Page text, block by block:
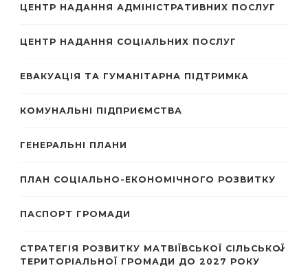
ЦЕНТР НАДАННЯ АДМІНІСТРАТИВНИХ ПОСЛУГ
ЦЕНТР НАДАННЯ СОЦІАЛЬНИХ ПОСЛУГ
ЕВАКУАЦІЯ ТА ГУМАНІТАРНА ПІДТРИМКА
КОМУНАЛЬНІ ПІДПРИЄМСТВА
ГЕНЕРАЛЬНІ ПЛАНИ
ПЛАН СОЦІАЛЬНО-ЕКОНОМІЧНОГО РОЗВИТКУ
ПАСПОРТ ГРОМАДИ
СТРАТЕГІЯ РОЗВИТКУ МАТВІЇВСЬКОЇ СІЛЬСЬКОЇ
ТЕРИТОРІАЛЬНОЇ ГРОМАДИ ДО 2027 РОКУ